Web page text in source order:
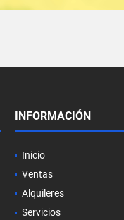
INFORMACIÓN
Inicio
Ventas
Alquileres
Servicios